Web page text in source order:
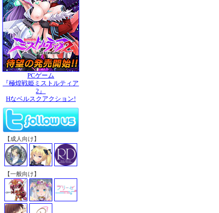
PCゲーム
『極煌戦姫ミストルティア
2』
Hなベルスクアクション!
【成人向け】
【一般向け】